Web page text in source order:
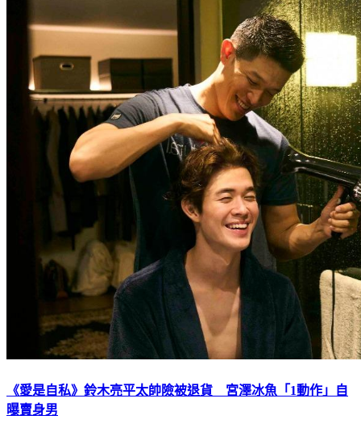
《愛是自私》鈴木亮平太帥險被退貨 宮澤冰魚「1動作」自
曝賣身男